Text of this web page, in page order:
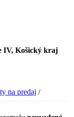
IV, Košický kraj
na predaj /